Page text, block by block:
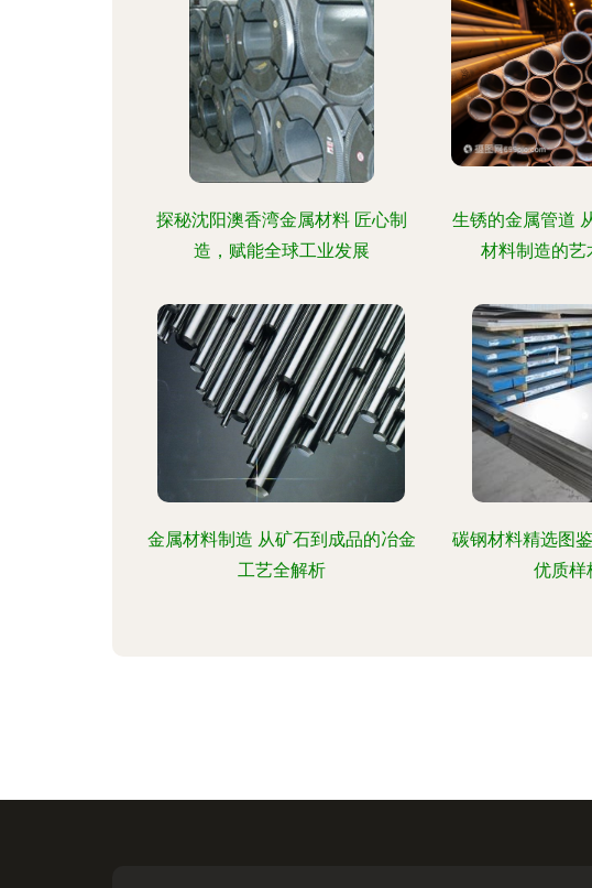
探秘沈阳澳香湾金属材料 匠心制
造，赋能全球工业发展
生锈的金属管道
材料制造的艺
金属材料制造 从矿石到成品的冶金
工艺全解析
碳钢材料精选图
优质样